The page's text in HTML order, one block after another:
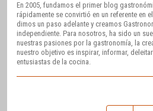
En 2005, fundamos el primer blog
rápidamente se convirtió en un referente en
dimos un paso adelante y creamos
independiente. Para nosotros, ha sido un
nuestras pasiones por la gastronomía, la
nuestro objetivo es inspirar, informar,
entusiastas de la cocina.